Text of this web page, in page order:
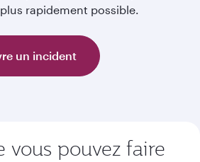
rapidement possible.
un incident
vous pouvez faire